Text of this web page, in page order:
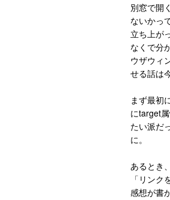
別窓で開
ないかっ
立ち上が
なくで分
ウザウィ
せる話は
まず最初
にtarget
たい派だ
に。
あるとき
「リン
感想が書